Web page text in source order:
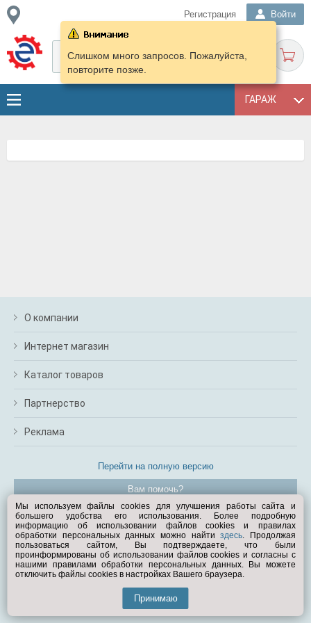
Регистрация Войти
ГАРАЖ
Слишком много запросов. Пожалуйста,
повторите позже.
О компании
Интернет магазин
Каталог товаров
Партнерство
Реклама
Перейти на полную версию
Вам помочь?
© Exist.ru 1998—2026
Мы используем файлы cookies для улучшения работы сайта и
большего удобства его использования. Более подробную
информацию об использовании файлов cookies и правилах
обработки персональных данных можно найтиздесь. Продолжая
пользоваться сайтом, Вы подтверждаете, что были
проинформированы об использовании файлов cookies и согласны с
нашими правилами обработки персональных данных. Вы можете
отключить файлы cookies в настройках Вашего браузера.
Принимаю